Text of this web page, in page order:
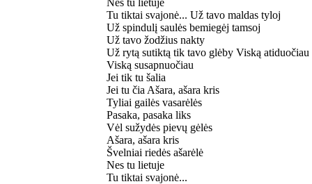
Tu tiktai svajonė... Už tavo maldas tyloj
Už spindulį saulės bemiegėj tamsoj
Už tavo žodžius nakty
Už rytą sutiktą tik tavo glėby Viską atiduočiau
Viską susapnuočiau
Jei tik tu šalia
Jei tu čia Ašara, ašara kris
Tyliai gailės vasarėlės
Pasaka, pasaka liks
Vėl sužydės pievų gėlės
Ašara, ašara kris
Švelniai riedės ašarėlė
Nes tu lietuje
Tu tiktai svajonė...